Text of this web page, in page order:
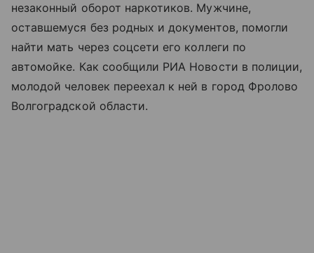
незаконный оборот наркотиков. Мужчине,
оставшемуся без родных и документов, помогли
найти мать через соцсети его коллеги по
автомойке. Как сообщили РИА Новости в полиции,
молодой человек переехал к ней в город Фролово
Волгоградской области.